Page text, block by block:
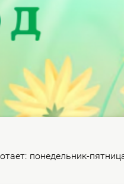
по­не­дель­ник-